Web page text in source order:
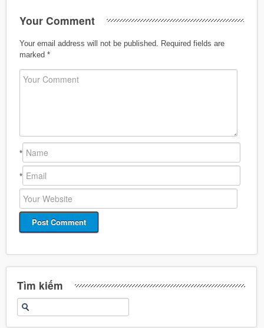
Your Comment
Your email address will not be published.
Required fields are
marked *
*
*
Tìm kiếm